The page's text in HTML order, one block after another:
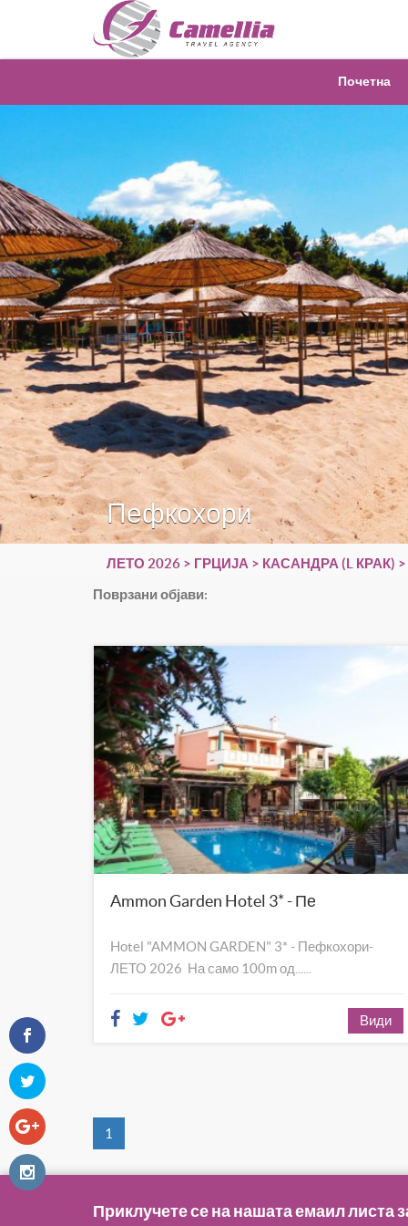
Почетна
Пефкохори
ЛЕТО 2026 > ГРЦИЈА > КАСАНДРА (L КРАК)
Поврзани објави:
Ammon Garden Hotel 3* - Пефкохори
Hotel "AMMON GARDEN" 3* - Пефкохори-
ЛЕТО 2026 На само 100m од......
Види
1
Приклучете се на нашата емаил листа